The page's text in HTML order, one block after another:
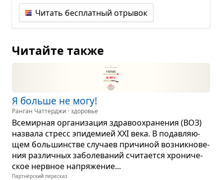
Читать бесплатный отрывок
Читайте также
Я больше не могу!
Ранган Чаттерджи · здоровье
Все­мир­ная орга­ни­за­ция здра­во­охра­не­ния (ВОЗ)
назвала стресс эпи­де­мией XXI века. В подав­ля­ю­
щем боль­шин­стве слу­чаев при­чи­ной воз­ник­но­ве­
ния раз­лич­ных забо­ле­ва­ний счи­та­ется хро­ни­че­
ское нерв­ное напря­же­ние...
Партнёрский пересказ